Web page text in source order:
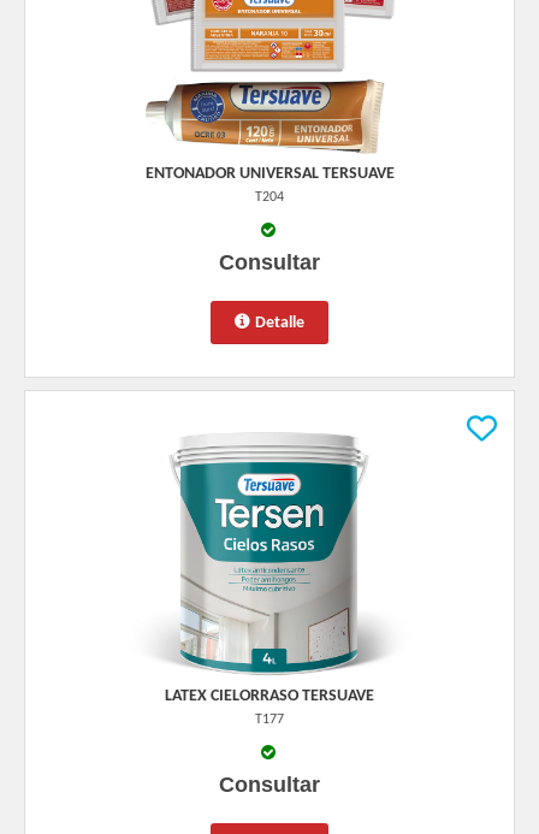
ENTONADOR UNIVERSAL TERSUAVE
T204
Consultar
Detalle
LATEX CIELORRASO TERSUAVE
T177
Consultar